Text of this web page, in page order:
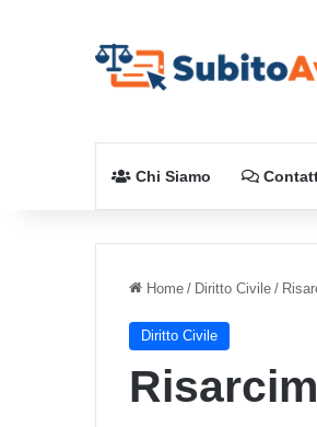
Chi Siamo
Home / Diritto Civile /
Diritto Civile